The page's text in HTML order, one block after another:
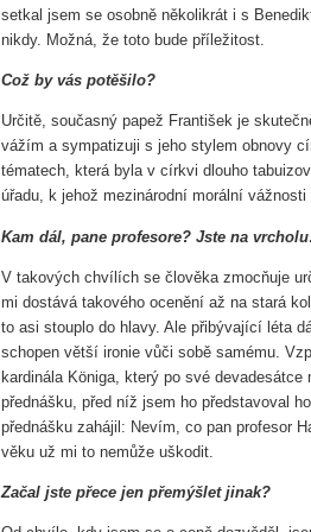
setkal jsem se osobně několikrát i s
nikdy. Možná, že toto bude příležitost.
Což by vás potěšilo?
Určitě, současný papež František je
vážím a sympatizuji s jeho stylem obnovy
tématech, která byla v církvi dlouho
úřadu, k jehož mezinárodní morální
Kam dál, pane profesore? Jste na
V takových chvílích se člověka zmocňuje
mi dostává takového ocenění až na stará
to asi stouplo do hlavy. Ale přibývající léta
schopen větší ironie vůči sobě samému.
kardinála Königa, který po své
přednášku, před níž jsem ho představoval
přednášku zahájil: Nevím, co pan profesor
věku už mi to nemůže uškodit.
Začal jste přece jen přemýšlet jinak?